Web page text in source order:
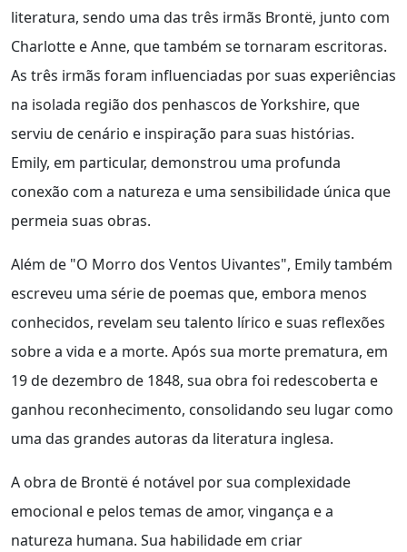
literatura, sendo uma das três irmãs Brontë, junto com
Charlotte e Anne, que também se tornaram escritoras.
As três irmãs foram influenciadas por suas experiências
na isolada região dos penhascos de Yorkshire, que
serviu de cenário e inspiração para suas histórias.
Emily, em particular, demonstrou uma profunda
conexão com a natureza e uma sensibilidade única que
permeia suas obras.
Além de "O Morro dos Ventos Uivantes", Emily também
escreveu uma série de poemas que, embora menos
conhecidos, revelam seu talento lírico e suas reflexões
sobre a vida e a morte. Após sua morte prematura, em
19 de dezembro de 1848, sua obra foi redescoberta e
ganhou reconhecimento, consolidando seu lugar como
uma das grandes autoras da literatura inglesa.
A obra de Brontë é notável por sua complexidade
emocional e pelos temas de amor, vingança e a
natureza humana. Sua habilidade em criar